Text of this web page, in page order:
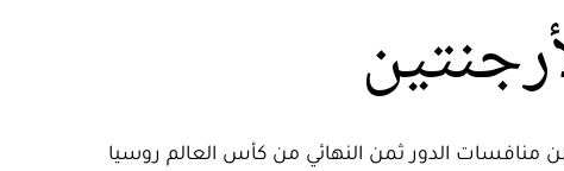
"کازان أرينا"، وذلك ضمن منافسات الدور ثمن النهائي من كأس العالم روسيا